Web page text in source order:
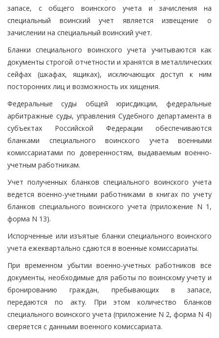
запасе, с общего воинского учета и зачисления на
специальный воинский учет является извещение о
зачислении на специальный воинский учет.
Бланки специального воинского учета учитываются как
документы строгой отчетности и хранятся в металлических
сейфах (шкафах, ящиках), исключающих доступ к ним
посторонних лиц и возможность их хищения.
Федеральные суды общей юрисдикции, федеральные
арбитражные суды, управления Судебного департамента в
субъектах Российской Федерации обеспечиваются
бланками специального воинского учета военными
комиссариатами по доверенностям, выдаваемым военно-
учетным работникам.
Учет полученных бланков специального воинского учета
ведется военно-учетными работниками в книгах по учету
бланков специального воинского учета (приложение N 1,
форма N 13).
Испорченные или изъятые бланки специального воинского
учета ежеквартально сдаются в военные комиссариаты.
При временном убытии военно-учетных работников все
документы, необходимые для работы по воинскому учету и
бронированию граждан, пребывающих в запасе,
передаются по акту. При этом количество бланков
специального воинского учета (приложение N 2, форма N 4)
сверяется с данными военного комиссариата.